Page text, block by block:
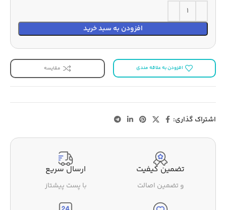
افزودن به سبد خرید
افزودن به علاقه مندی مقایسه
اشتراک گذاری:
تضمین کیفیت
و تضمین اصالت
ارسال سریع
با پست پیشتاز